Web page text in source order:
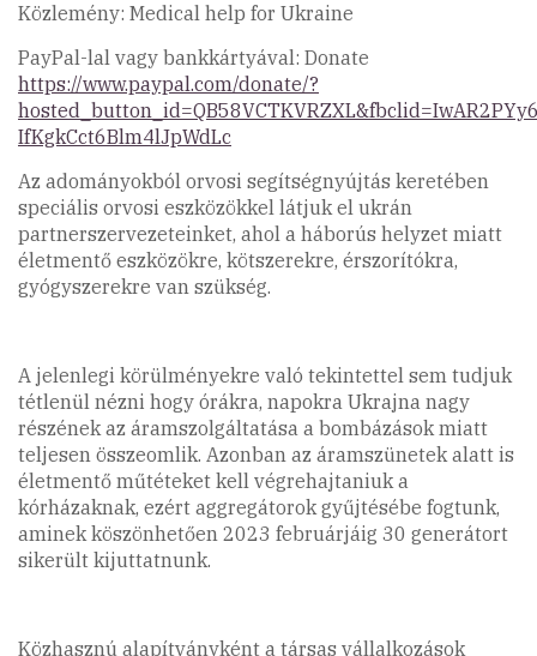
Közlemény: Medical help for Ukraine
PayPal-lal vagy bankkártyával: Donate
https://www.paypal.com/donate/?
IfKgkCct6Blm4lJpWdLc
Az adományokból orvosi segítségnyújtás keretében
speciális orvosi eszközökkel látjuk el ukrán
partnerszervezeteinket, ahol a háborús helyzet miatt
életmentő eszközökre, kötszerekre, érszorítókra,
gyógyszerekre van szükség.
A jelenlegi körülményekre való tekintettel sem tudjuk
tétlenül nézni hogy órákra, napokra Ukrajna nagy
részének az áramszolgáltatása a bombázások miatt
teljesen összeomlik. Azonban az áramszünetek alatt is
életmentő műtéteket kell végrehajtaniuk a
kórházaknak, ezért aggregátorok gyűjtésébe fogtunk,
aminek köszönhetően 2023 februárjáig 30 generátort
sikerült kijuttatnunk.
Közhasznú alapítványként a társas vállalkozások